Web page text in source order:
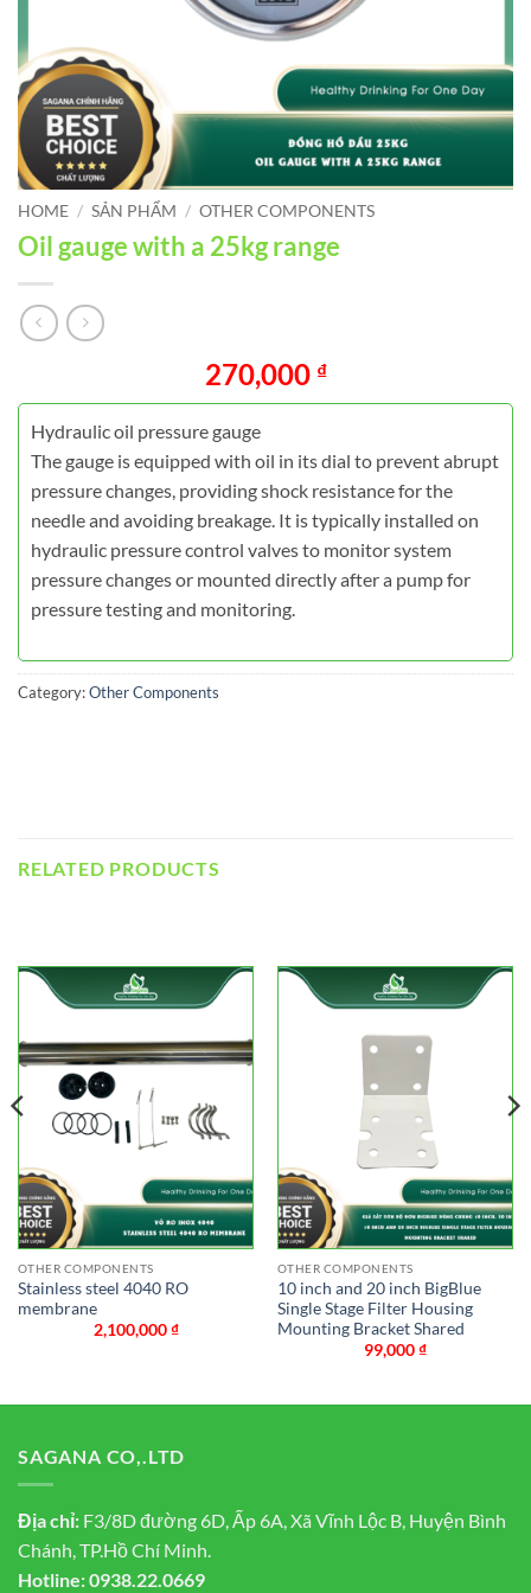
HOME / SẢN PHẨM / OTHER COMPONENTS
Oil gauge with a 25kg range
270,000 ₫
Hydraulic oil pressure gauge
The gauge is equipped with oil in its dial to prevent abrupt
pressure changes, providing shock resistance for the
needle and avoiding breakage. It is typically installed on
hydraulic pressure control valves to monitor system
pressure changes or mounted directly after a pump for
pressure testing and monitoring.
Category:Other Components
RELATED PRODUCTS
OTHER COMPONENTS
Stainless steel 4040 RO
membrane
2,100,000₫
OTHER COMPONENTS
10 inch and 20 inch BigBlue
Single Stage Filter Housing
Mounting Bracket Shared
99,000₫
SAGANA CO,.LTD
Địa chỉ: F3/8D đường 6D, Ấp 6A, Xã Vĩnh Lộc B, Huyện Bình
Chánh, TP.Hồ Chí Minh.
Hotline:0938.22.0669